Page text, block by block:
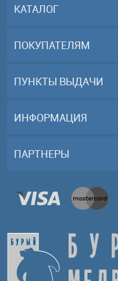
КАТАЛОГ
ПОКУПАТЕЛЯМ
ПУНКТЫ ВЫДАЧИ
ИНФОРМАЦИЯ
ПАРТНЕРЫ